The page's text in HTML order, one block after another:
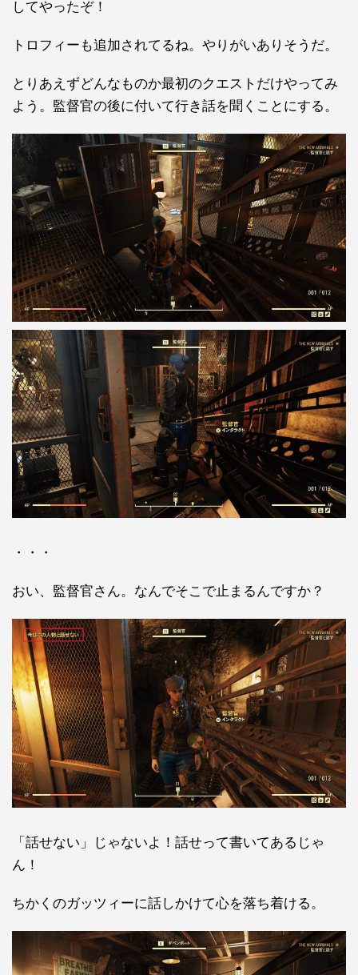
してやったぞ！
トロフィーも追加されてるね。やりがいありそうだ。
とりあえずどんなものか最初のクエストだけやってみ
よう。監督官の後に付いて行き話を聞くことにする。
・・・
おい、監督官さん。なんでそこで止まるんですか？
「話せない」じゃないよ！話せって書いてあるじゃ
ん！
ちかくのガッツィーに話しかけて心を落ち着ける。